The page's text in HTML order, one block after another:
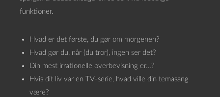
funktioner.
Hvad er det første, du gør om morgenen?
Hvad gør du, når (du tror), ingen ser det?
Din mest irrationelle overbevisning er…?
Hvis dit liv var en TV-serie, hvad ville din temasang
være?